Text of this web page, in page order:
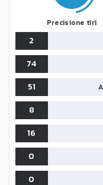
Precisione tiri
2
74
51
8
16
0
0